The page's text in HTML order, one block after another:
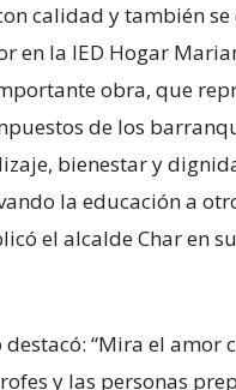
calidad y también
en la IED Hogar
obra, que
de los
bienestar y
la educación a
el alcalde Char en
“Mira el amor
y las personas